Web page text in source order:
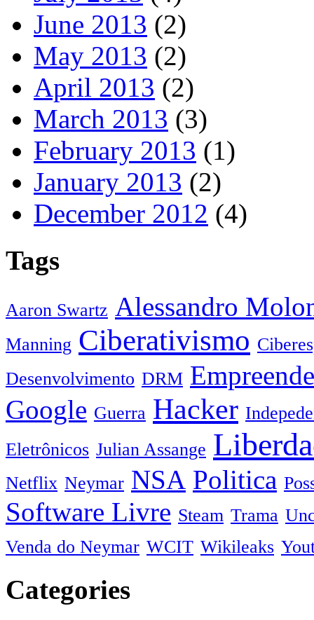
June 2013 (2)
May 2013 (2)
April 2013 (2)
March 2013 (3)
February 2013 (1)
January 2013 (2)
December 2012 (4)
Tags
Aaron Swartz Alessandro
Manning Ciberativismo
Desenvolvimento DRM
Google Guerra Hacker
Eletrônicos Julian Assange
Netflix Neymar NSA Politica
Software Livre Steam Trama
Venda do Neymar WCIT Wikileaks
Categories